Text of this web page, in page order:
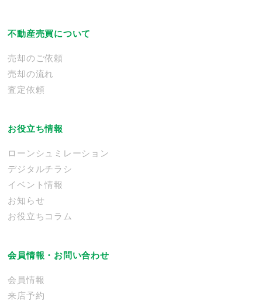
不動産売買について
売却のご依頼
売却の流れ
査定依頼
お役立ち情報
ローンシュミレーション
デジタルチラシ
イベント情報
お知らせ
お役立ちコラム
会員情報・お問い合わせ
会員情報
来店予約